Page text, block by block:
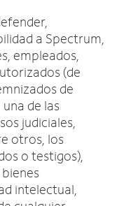
a Spectrum,
empleados,
(de
de
de las
judiciales,
otros, los
o testigos),
intelectual,